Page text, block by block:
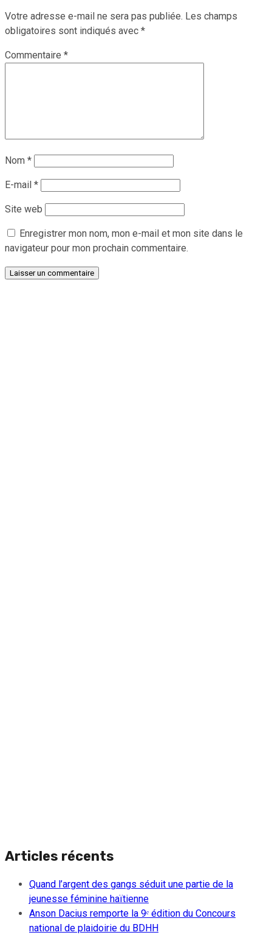
Votre adresse e-mail ne sera pas publiée. Les champs
obligatoires sont indiqués avec *
Commentaire *
Nom *
E-mail *
Site web
Enregistrer mon nom, mon e-mail et mon site dans le
navigateur pour mon prochain commentaire.
Articles récents
Quand l’argent des gangs séduit une partie de la
jeunesse féminine haïtienne
Anson Dacius remporte la 9ᵉ édition du Concours
national de plaidoirie du BDHH